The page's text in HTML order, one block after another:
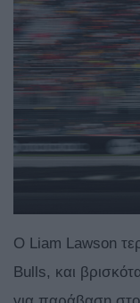
O Liam Lawson
Bulls, και